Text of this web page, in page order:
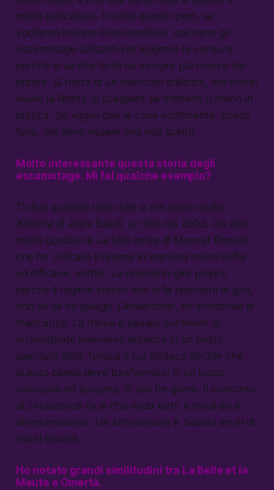
molto pericoloso. In tutto questo però, se
vogliamo trovare il lato positivo, spiccano gli
escamotage utilizzati per aggirare la censura,
perché si sa che l’arte ha sempre più risorse del
potere. Si tratta di un esercizio stilistico, ma vorrei
avere la libertà di scegliere se metterlo o meno in
pratica. Se voglio dire le cose sottilmente, posso
farlo, ma deve essere una mia scelta.
Molto interessante questa storia degli
escamotage. Mi fai qualche esempio?
Ti dico qualche titolo che a me piace molto:
Khorma di Jilani Saadi, un film del 2002. Un altro
molto gustoso è La télé arrivedi Moncef Dhouib,
che ha criticato il regime in maniera molto buffa
ed efficace, sottile. Lo prende in giro proprio
perché il regime stesso non si fa prendere in giro,
non so se mi spiego. Deridendolo, ne sottolinea le
mancanze. La trama è basata sull’arrivo di
un’emittente televisiva tedesca in un posto
sperduto della Tunisia,il cui sindaco decide che
questo paese deve trasformarsi in un luogo
avanzato ed europeo, in soli tre giorni. Il concorso
di circostanze fa sì che vada tutto a rotoli ed è
divertentissimo. Un altro ancora è Sabots en ordi
Nouri Bouzid.
Ho notato grandi similitudini tra La Belle et la
Meute e Omertà.